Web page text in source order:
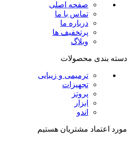
صفحه اصلی
تماس با ما
درباره ما
پرتخفیف ها
وبلاگ
دسته بندی محصولات
ترمیمی و زیبایی
تجهیزات
پروتز
ابزار
اندو
مورد اعتماد مشتریان هستیم